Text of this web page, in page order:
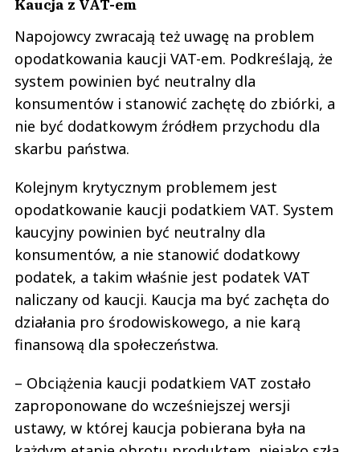
Kaucja z VAT-em
Napojowcy zwracają też uwagę na problem
opodatkowania kaucji VAT-em. Podkreślają, że
system powinien być neutralny dla
konsumentów i stanowić zachętę do zbiórki, a
nie być dodatkowym źródłem przychodu dla
skarbu państwa.
Kolejnym krytycznym problemem jest
opodatkowanie kaucji podatkiem VAT. System
kaucyjny powinien być neutralny dla
konsumentów, a nie stanowić dodatkowy
podatek, a takim właśnie jest podatek VAT
naliczany od kaucji. Kaucja ma być zachęta do
działania pro środowiskowego, a nie karą
finansową dla społeczeństwa.
– Obciążenia kaucji podatkiem VAT zostało
zaproponowane do wcześniejszej wersji
ustawy, w której kaucja pobierana była na